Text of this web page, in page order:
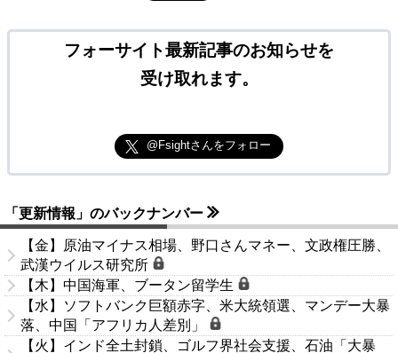
フォーサイト最新記事のお知らせを
受け取れます。
@Fsightさんをフォロー
「更新情報」のバックナンバー
【金】原油マイナス相場、野口さんマネー、文政権圧勝、
武漢ウイルス研究所
【木】中国海軍、ブータン留学生
【水】ソフトバンク巨額赤字、米大統領選、マンデー大暴
落、中国「アフリカ人差別」
【火】インド全土封鎖、ゴルフ界社会支援、石油「大暴